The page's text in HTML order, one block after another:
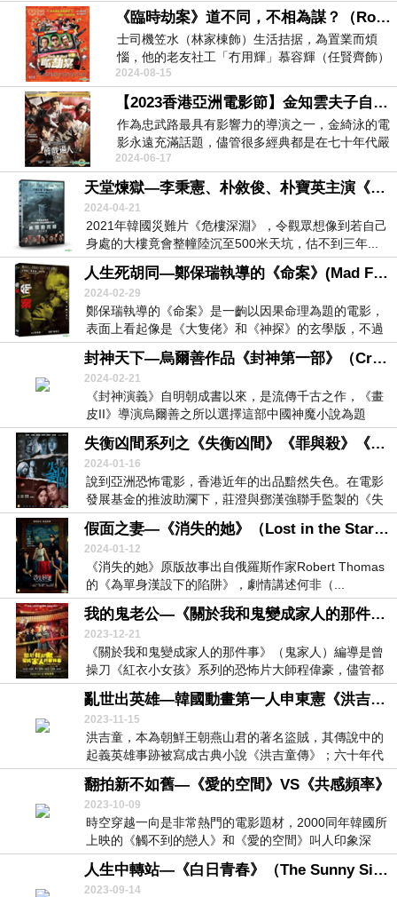
《臨時劫案》道不同，不相為謀？（Rob N Roll）（2024）
士司機笠水（林家棟飾）生活拮据，為置業而煩
惱，他的老友社工「冇用輝」慕容輝（任賢齊飾）
為了營運老人院...
2024-08-15
【2023香港亞洲電影節】金知雲夫子自道—《韓戲逼人》（Cobweb）
作為忠武路最具有影響力的導演之一，金綺泳的電
影永遠充滿話題，儘管很多經典都是在七十年代嚴
苛的電影審查...
2024-06-17
天堂煉獄—李秉憲、朴敘俊、朴寶英主演《烏托邦浩劫》(Concrete Utopia)(2023)
2024-04-21
2021年韓國災難片《危樓深淵》，令觀眾想像到若自己
身處的大樓竟會整幢陸沉至500米天坑，估不到三年...
人生死胡同—鄭保瑞執導的《命案》(Mad Fate) (2023)
2024-02-29
鄭保瑞執導的《命案》是一齣以因果命理為題的電影，
表面上看起像是《大隻佬》和《神探》的玄學版，不過
當故...
封神天下—烏爾善作品《封神第一部》（Creation Of The Gods I）（2023）
2024-02-21
《封神演義》自明朝成書以來，是流傳千古之作，《畫
皮II》導演烏爾善之所以選擇這部中國神魔小說為題
材，...
失衡凶間系列之《失衡凶間》《罪與殺》《惡念之最》（Tales From The Occult）
2024-01-16
說到亞洲恐怖電影，香港近年的出品黯然失色。在電影
發展基金的推波助瀾下，莊澄與鄧漢強聯手監製的《失
衡凶...
假面之妻—《消失的她》（Lost in the Stars）（2022）
2024-01-12
《消失的她》原版故事出自俄羅斯作家Robert Thomas
的《為單身漢設下的陷阱》，劇情講述何非（...
我的鬼老公—《關於我和鬼變成家人的那件事》（Marry My Dead Body）（2022）
2023-12-21
《關於我和鬼變成家人的那件事》（鬼家人）編導是曾
操刀《紅衣小女孩》系列的恐怖片大師程偉豪，儘管都
是鬼...
亂世出英雄—韓國動畫第一人申東憲《洪吉童》《虎皮和石英》
2023-11-15
洪吉童，本為朝鮮王朝燕山君的著名盜賊，其傳說中的
起義英雄事跡被寫成古典小說《洪吉童傳》；六十年代
申東...
翻拍新不如舊—《愛的空間》VS《共感頻率》
2023-10-09
時空穿越一向是非常熱門的電影題材，2000同年韓國所
上映的《觸不到的戀人》和《愛的空間》叫人印象深
刻...
人生中轉站—《白日青春》（The Sunny Side of the Street）（2022）
2023-09-14